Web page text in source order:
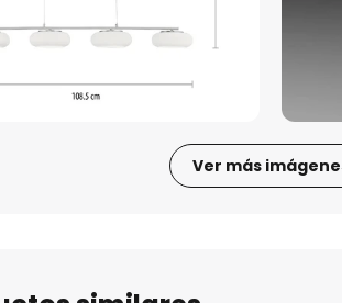
Ver más